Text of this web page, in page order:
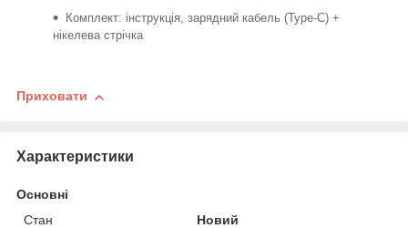
Комплект: інструкція, зарядний кабель (Type-C) +
нікелева стрічка
Приховати
Характеристики
Основні
Стан
Новий